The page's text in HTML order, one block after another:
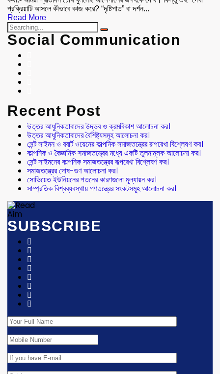
প্রক্রিয়াটি আসলে কীভাবে কাজ করে? “দৃষ্টিপাত” বা দর্শন...
Read More
Social Communication
Recent Post
উত্তর আধুনিকতাবাদের উদ্ভব ও ক্রমবিকাশ আলোচনা কর।
উত্তর আধুনিকতাবাদের বৈশিষ্ট্যসমূহ আলোচনা কর।
সেন্ট সাইমন ও রবার্ট ওয়েনের কাল্পনিক সমাজতন্ত্রের রূপরেখা বিশ্লেষণ কর।
কাল্পনিক ও বৈজ্ঞানিক সমাজতন্ত্রের মধ্যে একটি তুলনামূলক আলোচনা কর।
সেন্ট সাইমনের কাল্পনিক সমাজতন্ত্রের রূপরেখা বিশ্লেষণ কর।
সমাজতন্ত্রের দোষ-গুণ আলোচনা কর।
সোভিয়েত ইউনিয়নের পতনের কারণগুলো মূল্যায়ন কর।
সাম্প্রতিক বিশ্বব্যবস্থায় গণতন্ত্রের সংকটসমূহ আলোচনা কর।
SUBSCRIBE